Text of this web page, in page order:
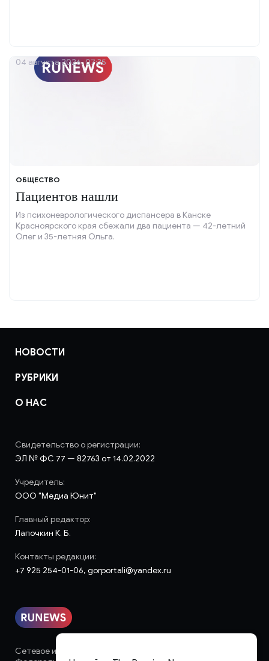
ОБЩЕСТВО
Пациентов нашли
Из психоневрологического диспансера в Канске
Красноярского края сбежали два пациента — 42-летний
Олег и 35-летняя Ольга.
04 августа 2026, 07:35
НОВОСТИ
РУБРИКИ
О НАС
Сетевое издание «runews» (18+) зарегистрировано в
Свидетельство о регистрации:
ЭЛ № ФС 77 — 82763 от 14.02.2022
Учредитель:
ООО "Медиа Юнит"
Главный редактор:
Лапочкин К. Б.
Контакты редакции:
+7 925 254-01-06, gorportali@yandex.ru